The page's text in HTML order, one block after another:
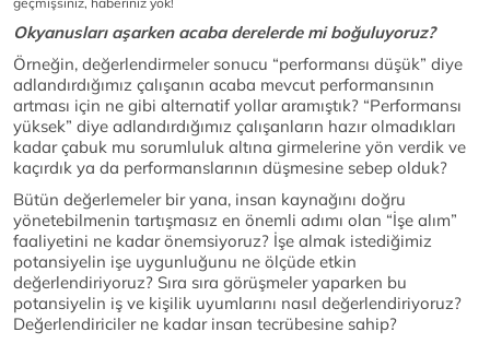
Okyanusları aşarken acaba derelerde mi boğuluyoruz?
Örneğin, değerlendirmeler sonucu “performansı düşük” diye
adlandırdığımız çalışanın acaba mevcut performansının
artması için ne gibi alternatif yollar aramıştık? “Performansı
yüksek” diye adlandırdığımız çalışanların hazır olmadıkları
kadar çabuk mu sorumluluk altına girmelerine yön verdik ve
kaçırdık ya da performanslarının düşmesine sebep olduk?
Bütün değerlemeler bir yana, insan kaynağını doğru
yönetebilmenin tartışmasız en önemli adımı olan “İşe alım”
faaliyetini ne kadar önemsiyoruz? İşe almak istediğimiz
potansiyelin işe uygunluğunu ne ölçüde etkin
değerlendiriyoruz? Sıra sıra görüşmeler yaparken bu
potansiyelin iş ve kişilik uyumlarını nasıl değerlendiriyoruz?
Değerlendiriciler ne kadar insan tecrübesine sahip?